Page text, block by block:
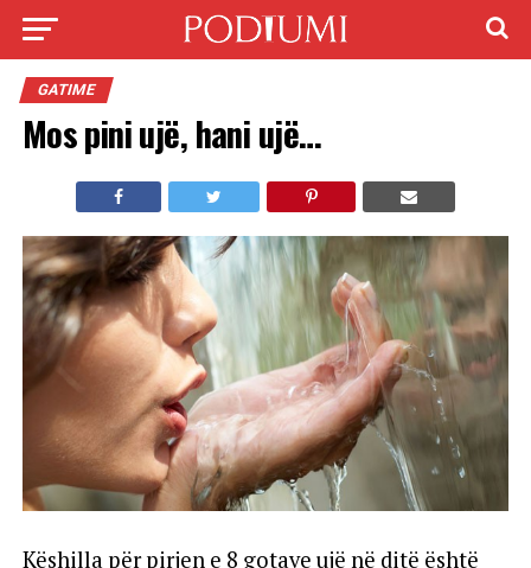
GATIME
Mos pini ujë, hani ujë…
Këshilla për pirjen e 8 gotave ujë në ditë është